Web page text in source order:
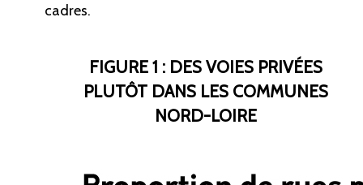
cadres.
FIGURE 1 : DES VOIES PRIVÉES
PLUTÔT DANS LES COMMUNES
NORD-LOIRE